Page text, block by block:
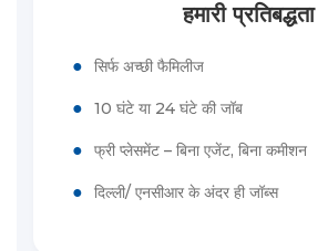
हमारी प्रतिबद्धता
● सिर्फ अच्छी फैमिलीज
● 10 घंटे या 24 घंटे की जॉब
● फ्री प्लेसमेंट – बिना एजेंट, बिना कमीशन
● दिल्ली/ एनसीआर के अंदर ही जॉब्स